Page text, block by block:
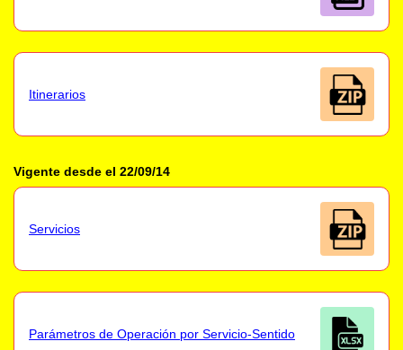
Itinerarios
Vigente desde el 22/09/14
Servicios
Parámetros de Operación por Servicio-Sentido